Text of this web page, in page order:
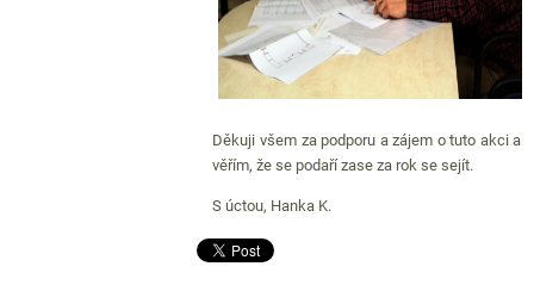
Děkuji všem za podporu a zájem o tuto akci a
věřím, že se podaří zase za rok se sejít.
S úctou, Hanka K.